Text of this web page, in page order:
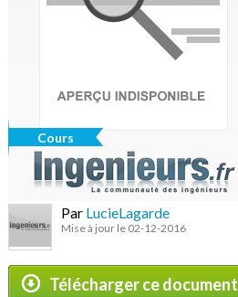
Cours
Par LucieLagarde
Mise à jour le 02-12-2016
Télécharger ce document